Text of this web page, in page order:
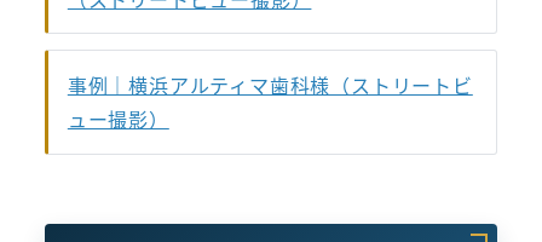
事例｜横浜アルティマ歯科様（ストリートビ
ュー撮影）